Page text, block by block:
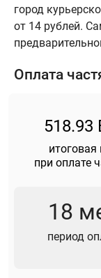
город
от 14 рублей.
Оплата
518.93
итоговая
при оплате
18
период